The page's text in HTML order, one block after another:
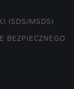
(SDS/MSDS)
BEZPIECZNEGO